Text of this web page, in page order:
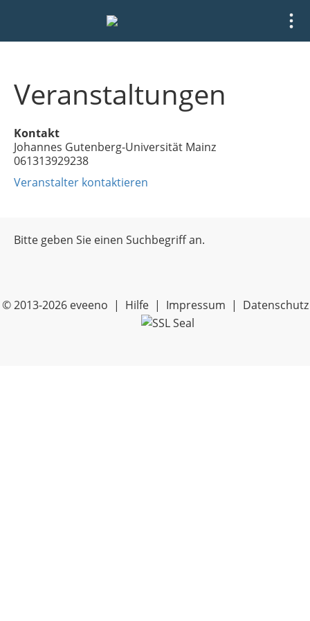
Veranstaltungen
Kontakt
Johannes Gutenberg-Universität Mainz
061313929238
Veranstalter kontaktieren
Bitte geben Sie einen Suchbegriff an.
© 2013-2026 eveeno | Hilfe| Impressum | Datenschutz